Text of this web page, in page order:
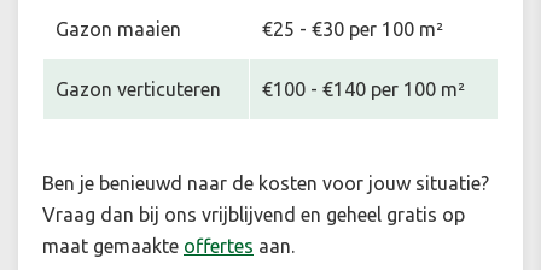
Gazon maaien €25 - €30 per 100 m²
Gazon verticuteren €100 - €140 per 100 m²
Ben je benieuwd naar de kosten voor jouw situatie?
Vraag dan bij ons vrijblijvend en geheel gratis op
maat gemaakte offertes aan.